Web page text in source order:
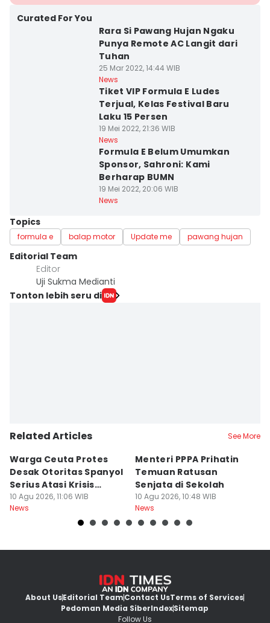
Curated For You
Rara Si Pawang Hujan Ngaku
Punya Remote AC Langit dari
Tuhan
25 Mar 2022, 14:44 WIB
News
Tiket VIP Formula E Ludes
Terjual, Kelas Festival Baru
Laku 15 Persen
19 Mei 2022, 21:36 WIB
News
Formula E Belum Umumkan
Sponsor, Sahroni: Kami
Berharap BUMN
19 Mei 2022, 20:06 WIB
News
Topics
formula e balap motor Update me pawang hujan
Editorial Team
Editor
Uji Sukma Medianti
Tonton lebih seru di
Related Articles See More
Warga Ceuta Protes
Desak Otoritas Spanyol
Serius Atasi Krisis
Migrasi
10 Agu 2026, 11:06 WIB
News
Menteri PPPA Prihatin
Temuan Ratusan
Senjata di Sekolah
10 Agu 2026, 10:48 WIB
News
About UsEditorial TeamContact UsTerms of Services
Pedoman Media SiberIndexSitemap
Follow Us